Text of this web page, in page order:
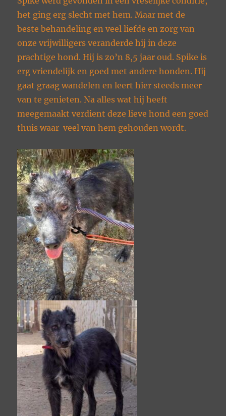
het ging erg slecht met hem. Maar met de
beste behandeling en veel liefde en zorg van
onze vrijwilligers veranderde hij in deze
prachtige hond. Hij is zo’n 8,5 jaar oud. Spike is
erg vriendelijk en goed met andere honden. Hij
gaat graag wandelen en leert hier steeds meer
van te genieten. Na alles wat hij heeft
meegemaakt verdient deze lieve hond een goed
thuis waar veel van hem gehouden wordt.